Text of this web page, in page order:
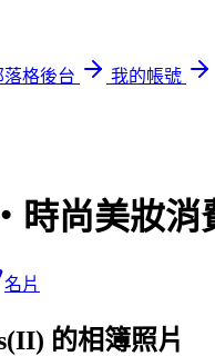
格後台
我的帳號
時尚美妝消
名片
的相簿照片